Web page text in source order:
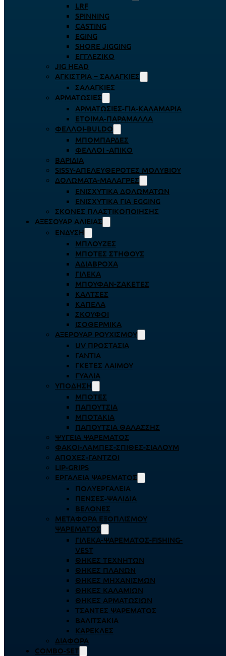
LRF
SPINNING
CASTING
EGING
SHORE JIGGING
ΕΓΓΛΈΖΙΚΟ
JIG HEAD
ΑΓΚΊΣΤΡΙΑ – ΣΑΛΑΓΚΙΈΣ
ΣΑΛΑΓΚΙΈΣ
ΑΡΜΑΤΩΣΙΈΣ
ΑΡΜΑΤΩΣΙΈΣ-ΓΙΑ-ΚΑΛΑΜΆΡΙΑ
ΈΤΟΙΜΑ-ΠΑΡΆΜΑΛΛΑ
ΦΕΛΛΟΊ-BULDO
ΜΠΟΜΠΆΡΔΕΣ
ΦΕΛΛΟΊ -ΑΠΊΚΟ
ΒΑΡΊΔΙΑ
SISSY-ΑΠΕΛΕΥΘΕΡΟΤΈΣ ΜΟΛΥΒΙΟΎ
ΔΟΛΏΜΑΤΑ-ΜΑΛΆΓΡΕΣ
ΕΝΙΣΧΥΤΙΚΆ ΔΟΛΩΜΆΤΩΝ
ΕΝΙΣΧΥΤΙΚΆ ΓΙΑ EGGING
ΣΚΌΝΕΣ ΠΛΑΣΤΙΚΟΠΟΊΗΣΗΣ
ΑΞΕΣΟΥΆΡ ΑΛΙΕΊΑΣ
ΈΝΔΥΣΗ
ΜΠΛΟΎΖΕΣ
ΜΠΌΤΕΣ ΣΤΉΘΟΥΣ
ΑΔΙΆΒΡΟΧΑ
ΓΙΛΈΚΑ
ΜΠΟΥΦΆΝ-ΖΑΚΈΤΕΣ
ΚΆΛΤΣΕΣ
ΚΑΠΈΛΑ
ΣΚΟΎΦΟΙ
ΙΣΟΘΕΡΜΙΚΆ
ΑΞΕΡΟΥΆΡ ΡΟΥΧΙΣΜΟΎ
UV ΠΡΟΣΤΑΣΊΑ
ΓΆΝΤΙΑ
ΓΚΈΤΕΣ ΛΑΊΜΟΥ
ΓΥΑΛΙΆ
ΥΠΌΔΗΣΗ
ΜΠΌΤΕΣ
ΠΑΠΟΎΤΣΙΑ
ΜΠΟΤΆΚΙΑ
ΠΑΠΟΎΤΣΙΑ ΘΑΛΆΣΣΗΣ
ΨΥΓΕΊΑ ΨΑΡΈΜΑΤΟΣ
ΦΑΚΟΊ-ΛΆΜΠΕΣ-ΣΠΊΘΕΣ-ΣΊΑΛΟΥΜ
ΑΠΌΧΕΣ-ΓΆΝΤΖΟΙ
LIP-GRIPS
EΡΓΑΛΕΊΑ ΨΑΡΈΜΑΤΟΣ
ΠΟΛΥΕΡΓΑΛΕΊΑ
ΠΈΝΣΕΣ-ΨΑΛΊΔΙΑ
ΒΕΛΌΝΕΣ
ΜΕΤΑΦΟΡΆ ΕΞΟΠΛΙΣΜΟΎ
ΨΑΡΈΜΑΤΟΣ
ΓΙΛΈΚΑ-ΨΑΡΈΜΑΤΟΣ-FISHING-
VEST
ΘΉΚΕΣ ΤΕΧΝΗΤΏΝ
ΘΉΚΕΣ ΠΛΆΝΩΝ
ΘΉΚΕΣ ΜΗΧΑΝΙΣΜΏΝ
ΘΉΚΕΣ ΚΑΛΑΜΙΏΝ
ΘΉΚΕΣ ΑΡΜΑΤΩΣΙΏΝ
ΤΣΆΝΤΕΣ ΨΑΡΈΜΑΤΟΣ
ΒΑΛΙΤΣΆΚΙΑ
ΚΑΡΈΚΛΕΣ
ΔΙΆΦΟΡΑ
COMBO-SET